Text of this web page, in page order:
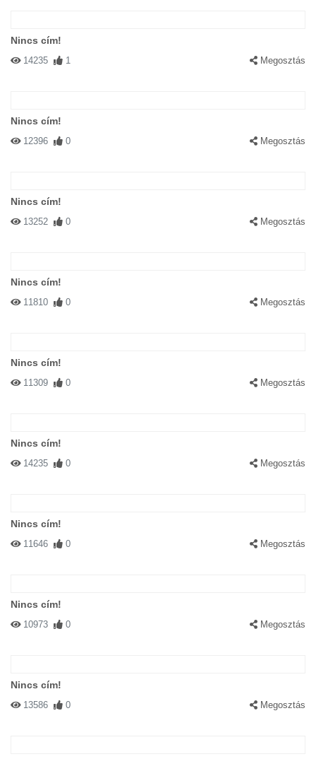
Nincs cím!
14235 1 Megosztás
Nincs cím!
12396 0 Megosztás
Nincs cím!
13252 0 Megosztás
Nincs cím!
11810 0 Megosztás
Nincs cím!
11309 0 Megosztás
Nincs cím!
14235 0 Megosztás
Nincs cím!
11646 0 Megosztás
Nincs cím!
10973 0 Megosztás
Nincs cím!
13586 0 Megosztás